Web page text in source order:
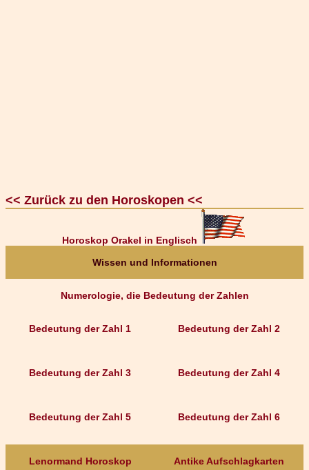
<< Zurück zu den Horoskopen <<
Horoskop Orakel in Englisch
Wissen und Informationen
Numerologie, die Bedeutung der Zahlen
Bedeutung der Zahl 1
Bedeutung der Zahl 3
Bedeutung der Zahl 5
Bedeutung der Zahl 2
Bedeutung der Zahl 4
Bedeutung der Zahl 6
Lenormand Horoskop Antike Aufschlagkarten